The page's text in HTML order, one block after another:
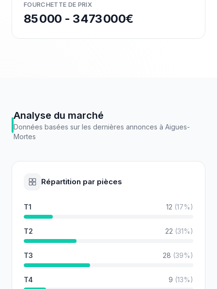
FOURCHETTE DE PRIX
85 000 - 3 473 000€
Analyse du marché
Données basées sur les dernières annonces à Aigues-
Mortes
Répartition par pièces
T1 12 (17%)
T2 22 (31%)
T3 28 (39%)
T4 9 (13%)